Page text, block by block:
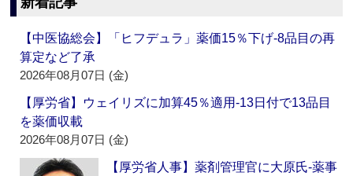
【中医協総会】「ヒフデュラ」薬価15％下げ‐8品目の再
算定など了承
2026年08月07日 (金)
【厚労省】ウェイリズに加算45％適用‐13日付で13品目
を薬価収載
2026年08月07日 (金)
【厚労省人事】薬剤管理官に大原氏‐薬事